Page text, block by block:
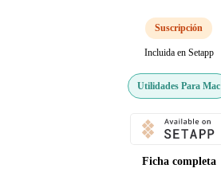
Suscripción
Incluida en Setapp
Utilidades Para Mac
Ficha completa